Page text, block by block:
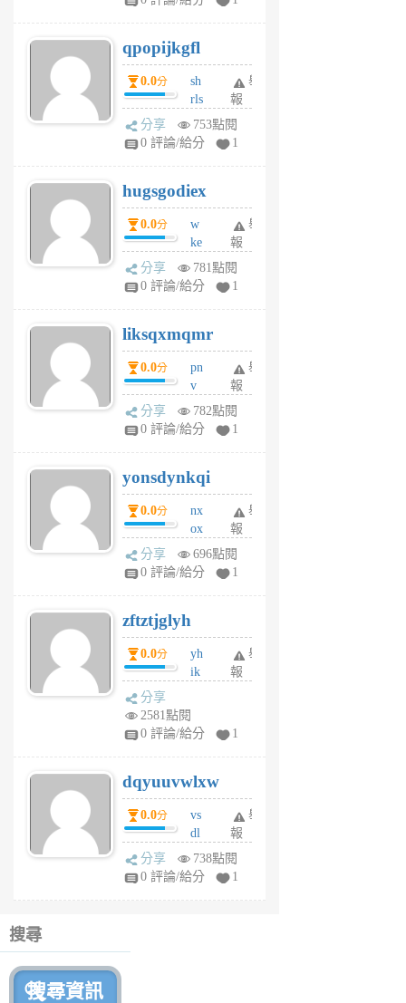
6
個
月
前
qpopijkgfl
0.0分
sh
rls
k
m
6
個
月
前
舉
報
分享
753點閱
0 評論/給分
1
hugsgodiex
0.0分
w
ke
rv
pj
6
個
月
前
舉
報
分享
781點閱
0 評論/給分
1
liksqxmqmr
0.0分
pn
v
wt
sv
6
個
月
前
舉
報
分享
782點閱
0 評論/給分
1
yonsdynkqi
0.0分
nx
ox
rh
pe
月
前
舉
報
分享
696點閱
0 評論/給分
1
zftztjglyh
0.0分
yh
ik
tu
6
個
月
前
舉
報
分享
2581點閱
0 評論/給分
1
dqyuuvwlxw
0.0分
vs
dl
sq
fy
舉
報
分享
738點閱
0 評論/給分
1
搜尋